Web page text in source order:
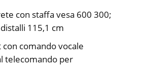
con staffa vesa 600 300;
115,1 cm
con comando vocale
telecomando per